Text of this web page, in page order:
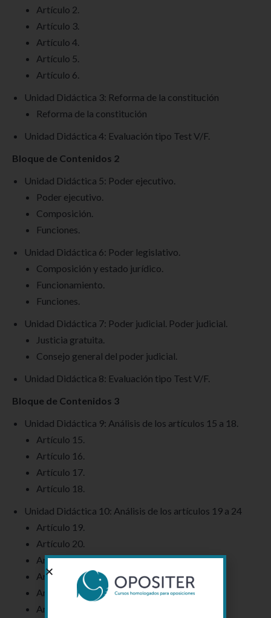
Artículo 2.
Artículo 3.
Artículo 4.
Artículo 5.
Artículo 6.
Unidad Didáctica 3: Reforma de la constitución
Reforma de la constitución
Unidad Didáctica 4: Evaluación tipo Test V/F.
Bloque de Contenidos 2
Unidad Didáctica 5: Poder ejecutivo.
Poder ejecutivo.
Composición.
Funciones.
Unidad Didáctica 6: Poder legislativo.
Composición y estado jurídico.
Funcionamiento.
Funciones.
Unidad Didáctica 7: Poder judicial. Poder judicial.
Justicia gratuita.
Consejo general del poder judicial.
Unidad Didáctica 8: Evaluación tipo Test V/F.
Bloque de Contenidos 3
Unidad Didáctica 9: Análisis de los artículos 15 a 18.
Artículo 15.
Artículo 16.
Artículo 17.
Artículo 18.
Unidad Didáctica 10: Análisis de los artículos 19 a 24
Artículo 19.
Artículo 20.
Artículo 21.
Artículo 22.
Artículo 23.
Artículo 24.